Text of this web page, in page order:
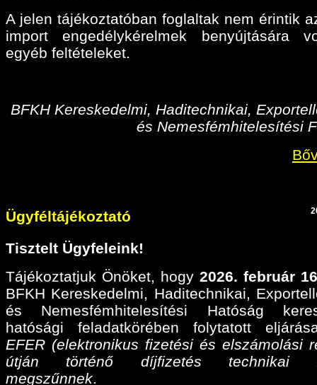
A jelen tájékoztatóban foglaltak nem érintik
import engedélykérelmek benyújtására
egyéb feltételeket.
BFKH Kereskedelmi, Haditechnikai,
és Nemesfémhitelesítési
Ügyféltájékoztató
Tisztelt Ügyfeleink!
Tájékoztatjuk Önöket, hogy 2026. február
BFKH Kereskedelmi, Haditechnikai,
és Nemesfémhitelesítési Hatóság
hatósági feladatkörében folytatott
EFER (elektronikus fizetési és elszámolási
útján történő díjfizetés technikai
megszűnnek.